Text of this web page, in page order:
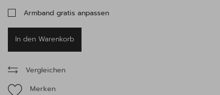
Armband gratis anpassen
In den Warenkorb
Vergleichen
Merken